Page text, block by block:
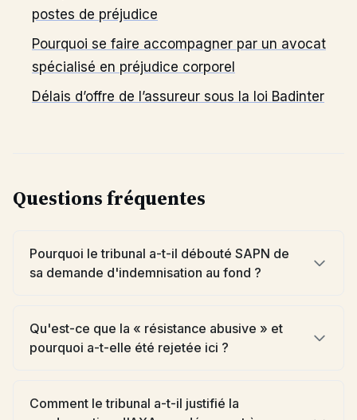
postes de préjudice
Pourquoi se faire accompagner par un avocat
spécialisé en préjudice corporel
Délais d’offre de l’assureur sous la loi Badinter
Questions fréquentes
Pourquoi le tribunal a-t-il débouté SAPN de
sa demande d'indemnisation au fond ?
Qu'est-ce que la « résistance abusive » et
pourquoi a-t-elle été rejetée ici ?
Comment le tribunal a-t-il justifié la